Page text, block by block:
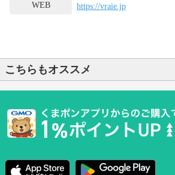
WEB https://vraie.jp
こちらもオススメ